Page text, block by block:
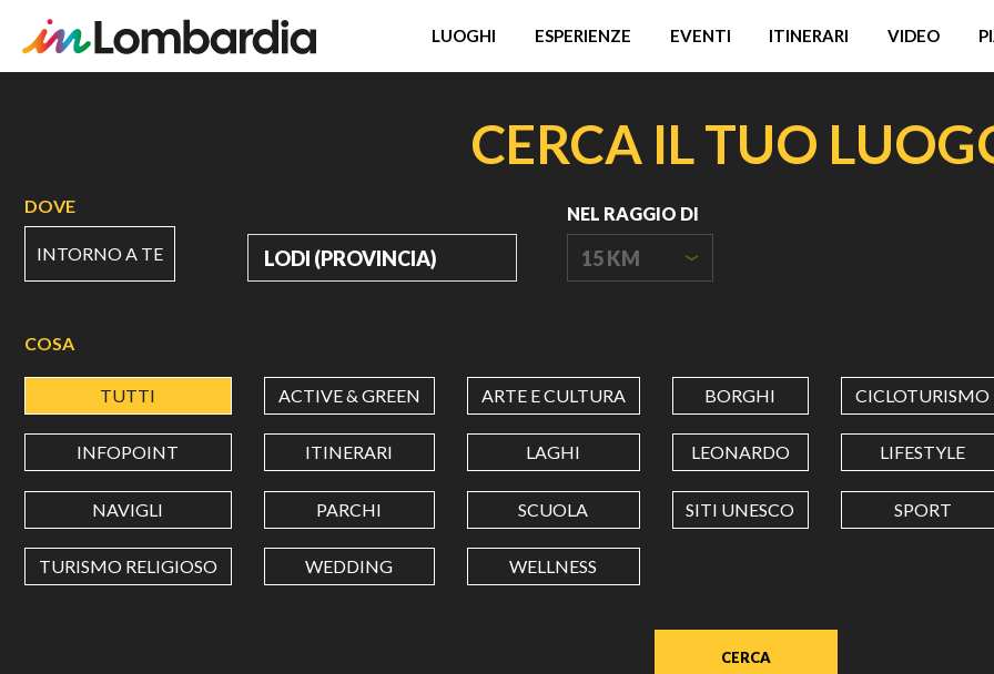
LUOGHI ESPERIENZE EVENTI ITINERARI VIDEO
CERCA IL TUO
DOVE
INTORNO A TE DOVE
NEL RAGGIO DI
15 KM
LONGITUDINE
COSA
TUTTI ACTIVE & GREEN ARTE E CULTURA BORGHI CICLOTURISMO
INFOPOINT ITINERARI LAGHI LEONARDO LIFESTYLE
NAVIGLI PARCHI SCUOLA SITI UNESCO SPORT
TURISMO RELIGIOSO WEDDING WELLNESS